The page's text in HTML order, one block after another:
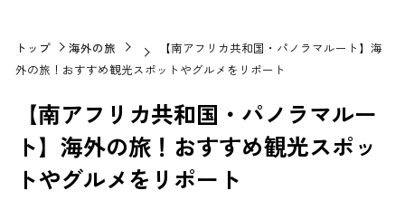
トップ 海外の旅
【南アフリカ共和国・パノラマルート】海
外の旅！おすすめ観光スポットやグルメをリポート
【南アフリカ共和国・パノラマルー
ト】海外の旅！おすすめ観光スポッ
トやグルメをリポート